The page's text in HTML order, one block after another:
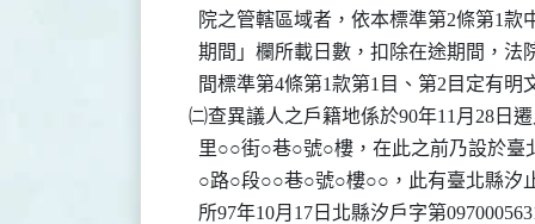
院之管轄區域者，依本標準第2條第1
期間」欄所載日數，扣除在途期間，法
間標準第4條第1款第1目、第2目定有明
㈡查異議人之戶籍地係於90年11月28日
里○○街○巷○號○樓，在此之前乃設於
○路○段○○巷○號○樓○○，此有臺北縣汐
所97年10月17日北縣汐戶字第